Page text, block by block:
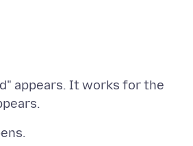
appears. It works for the